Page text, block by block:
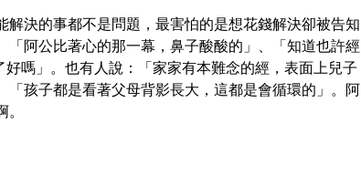
決的事都不是問題，最害怕的是想花錢解決卻被告知
阿公比著心的那一幕，鼻子酸酸的」、「知道也許經
嗎」。也有人說：「家家有本難念的經，表面上兒子
孩子都是看著父母背影長大，這都是會循環的」。阿